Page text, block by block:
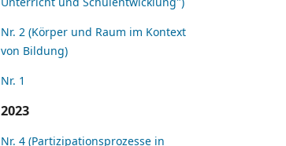
Nr. 2 (Körper und Raum im Kontext
von Bildung)
Nr. 1
2023
Nr. 4 (Partizipationsprozesse in